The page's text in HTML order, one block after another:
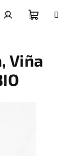
košík
Viña